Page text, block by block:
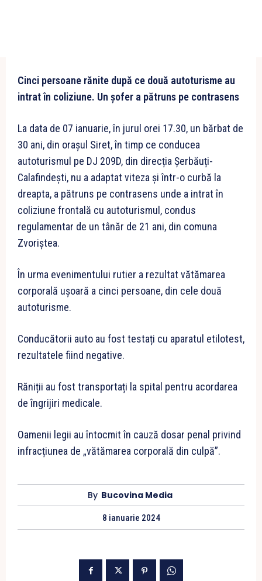
Cinci persoane rănite după ce două autoturisme au
intrat în coliziune. Un șofer a pătruns pe contrasens
La data de 07 ianuarie, în jurul orei 17.30, un bărbat de
30 ani, din orașul Siret, în timp ce conducea
autoturismul pe DJ 209D, din direcția Șerbăuți-
Calafindești, nu a adaptat viteza și într-o curbă la
dreapta, a pătruns pe contrasens unde a intrat în
coliziune frontală cu autoturismul, condus
regulamentar de un tânăr de 21 ani, din comuna
Zvoriștea.
În urma evenimentului rutier a rezultat vătămarea
corporală ușoară a cinci persoane, din cele două
autoturisme.
Conducătorii auto au fost testați cu aparatul etilotest,
rezultatele fiind negative.
Răniții au fost transportați la spital pentru acordarea
de îngrijiri medicale.
Oamenii legii au întocmit în cauză dosar penal privind
infracțiunea de „vătămarea corporală din culpă”.
By Bucovina Media
8 ianuarie 2024